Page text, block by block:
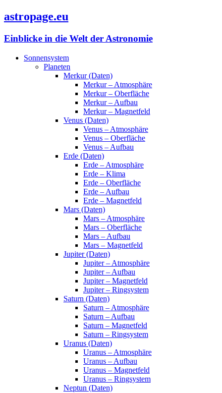
astropage.eu
Einblicke in die Welt der Astronomie
Sonnensystem
Planeten
Merkur (Daten)
Merkur – Atmosphäre
Merkur – Oberfläche
Merkur – Aufbau
Merkur – Magnetfeld
Venus (Daten)
Venus – Atmosphäre
Venus – Oberfläche
Venus – Aufbau
Erde (Daten)
Erde – Atmosphäre
Erde – Klima
Erde – Oberfläche
Erde – Aufbau
Erde – Magnetfeld
Mars (Daten)
Mars – Atmosphäre
Mars – Oberfläche
Mars – Aufbau
Mars – Magnetfeld
Jupiter (Daten)
Jupiter – Atmosphäre
Jupiter – Aufbau
Jupiter – Magnetfeld
Jupiter – Ringsystem
Saturn (Daten)
Saturn – Atmosphäre
Saturn – Aufbau
Saturn – Magnetfeld
Saturn – Ringsystem
Uranus (Daten)
Uranus – Atmosphäre
Uranus – Aufbau
Uranus – Magnetfeld
Uranus – Ringsystem
Neptun (Daten)